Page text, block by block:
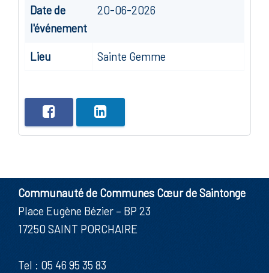
Date de
l'événement
20-06-2026
Lieu Sainte Gemme
Communauté de Communes Cœur de Saintonge
Place Eugène Bézier – BP 23
17250 SAINT PORCHAIRE
Tel : 05 46 95 35 83